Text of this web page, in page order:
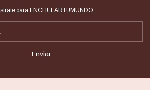
para ENCHULARTUMUNDO.